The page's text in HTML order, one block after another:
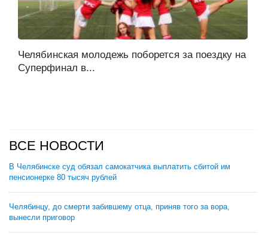
Челябинская молодежь поборется за поездку на
Суперфинал в...
ВСЕ НОВОСТИ
В Челябинске суд обязал самокатчика выплатить сбитой им
пенсионерке 80 тысяч рублей
Челябинцу, до смерти забившему отца, приняв того за вора,
вынесли приговор